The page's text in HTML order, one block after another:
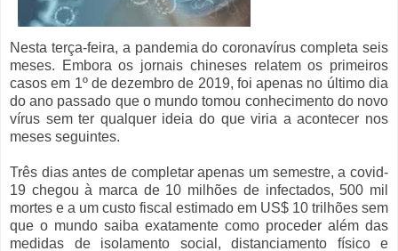
Nesta terça-feira, a pandemia do coronavírus completa seis
meses. Embora os jornais chineses relatem os primeiros
casos em 1º de dezembro de 2019, foi apenas no último dia
do ano passado que o mundo tomou conhecimento do novo
vírus sem ter qualquer ideia do que viria a acontecer nos
meses seguintes.
Três dias antes de completar apenas um semestre, a covid-
19 chegou à marca de 10 milhões de infectados, 500 mil
mortes e a um custo fiscal estimado em US$ 10 trilhões sem
que o mundo saiba exatamente como proceder além das
medidas de isolamento social, distanciamento físico e